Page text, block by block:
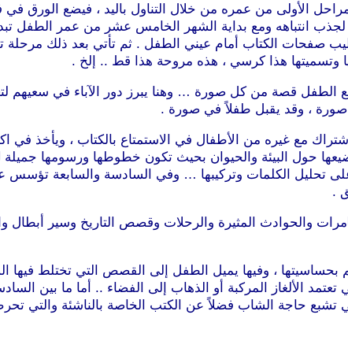
الأولى من عمره من خلال التناول باليد ، فيضع الورق في
انتباهه ومع بداية الشهر الخامس عشر من عمر الطفل
صفحات الكتاب أمام عيني الطفل . ثم تأتي بعد ذلك مرحلة
وتسميتها هذا كرسي ، هذه مروحة هذا قط .. إلخ .
قصة من كل صورة … وهنا يبرز دور الآباء في سعيهم
صورة ، وقد يقبل طفلاً في صورة .
مع غيره من الأطفال في الاستمتاع بالكتاب ، ويأخذ في
حول البيئة والحيوان بحيث تكون خطوطها ورسومها جميلة
تحليل الكلمات وتركيبها … وفي السادسة والسابعة تؤسس
.
والحوادث المثيرة والرحلات وقصص التاريخ وسير أبطال
، وفيها يميل الطفل إلى القصص التي تختلط فيها
الألغاز المركبة أو الذهاب إلى الفضاء .. أما ما بين
تشبع حاجة الشاب فضلاً عن الكتب الخاصة بالناشئة والتي